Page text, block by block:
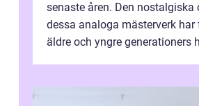
senaste åren. Den nostalgiska
dessa analoga mästerverk
äldre och yngre generationers